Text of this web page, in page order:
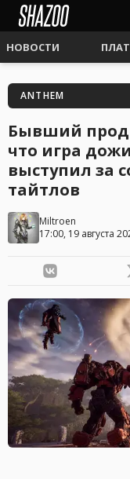
НОВОСТИ
ANTHEM
Бывший
что игра
выступил за
тайтлов
Miltroen
17:00, 19 августа